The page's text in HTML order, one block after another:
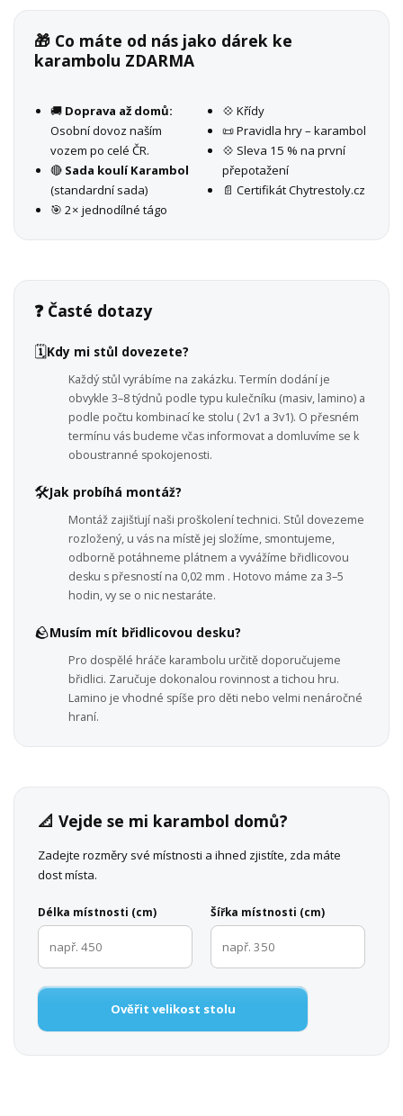
🎁 Co máte od nás jako dárek ke
karambolu ZDARMA
🚚 Doprava až domů:
Osobní dovoz naším
vozem po celé ČR.
🔴 Sada koulí Karambol
(standardní sada)
🎯 2× jednodílné tágo
💠 Křídy
📜 Pravidla hry – karambol
💠 Sleva 15 % na první
přepotažení
📄 Certifikát Chytrestoly.cz
❓ Časté dotazy
🗓️Kdy mi stůl dovezete?
Každý stůl vyrábíme na zakázku. Termín dodání je
obvykle 3–8 týdnů podle typu kulečníku (masiv, lamino) a
podle počtu kombinací ke stolu ( 2v1 a 3v1). O přesném
termínu vás budeme včas informovat a domluvíme se k
oboustranné spokojenosti.
🛠️Jak probíhá montáž?
Montáž zajišťují naši proškolení technici. Stůl dovezeme
rozložený, u vás na místě jej složíme, smontujeme,
odborně potáhneme plátnem a vyvážíme břidlicovou
desku s přesností na 0,02 mm . Hotovo máme za 3–5
hodin, vy se o nic nestaráte.
🪨Musím mít břidlicovou desku?
Pro dospělé hráče karambolu určitě doporučujeme
břidlici. Zaručuje dokonalou rovinnost a tichou hru.
Lamino je vhodné spíše pro děti nebo velmi nenáročné
hraní.
📐 Vejde se mi karambol domů?
Zadejte rozměry své místnosti a ihned zjistíte, zda máte
dost místa.
Délka místnosti (cm) Šířka místnosti (cm)
Ověřit velikost stolu